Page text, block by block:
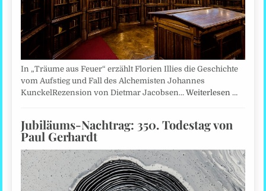
In „Träume aus Feuer“ erzählt Florien Illies die Geschichte
vom Aufstieg und Fall des Alchemisten Johannes
KunckelRezension von Dietmar Jacobsen…Weiterlesen …
Jubiläums-Nachtrag: 350. Todestag von
Paul Gerhardt